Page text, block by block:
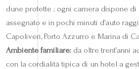
dune protette ; ogni camera dispone di
assegnato e in pochi minuti d’auto
Capoliveri, Porto Azzurro e Marina di
Ambiente familiare: da oltre trent’anni
con la cordialità tipica di un hotel a